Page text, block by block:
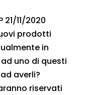
11/2020
prodotti
in
uno di questi
averli?
riservati